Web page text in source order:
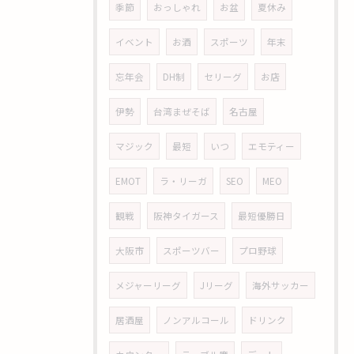
季節 おっしゃれ お盆 夏休み
イベント お酒 スポーツ 年末
忘年会 DH制 セリーグ お店
伊勢 台湾まぜそば 名古屋
マジック 最短 いつ エモティー
EMOT ラ・リーガ SEO MEO
観戦 阪神タイガース 最短優勝日
大阪市 スポーツバー プロ野球
メジャーリーグ Jリーグ 海外サッカー
居酒屋 ノンアルコール ドリンク